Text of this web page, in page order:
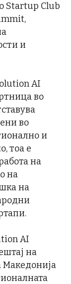
Startup Club
и
AI
во
во
и
тоа е
на
на
на
AI
на
Македонија